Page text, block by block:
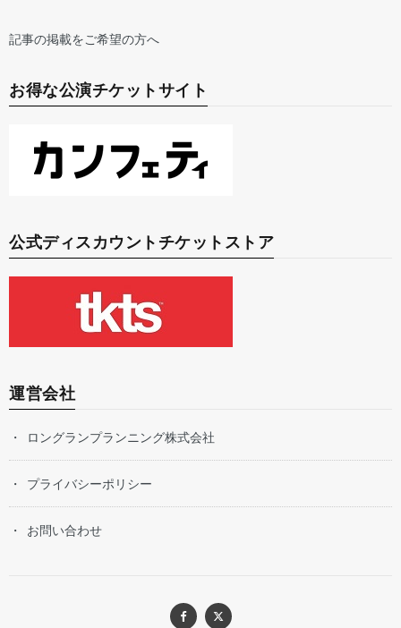
記事の掲載をご希望の方へ
お得な公演チケットサイト
公式ディスカウントチケットストア
運営会社
ロングランプランニング株式会社
プライバシーポリシー
お問い合わせ